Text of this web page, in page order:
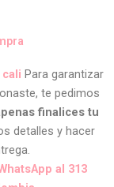
caliPara garantizar
te pedimos
finalices tu
detalles y hacer
al 313